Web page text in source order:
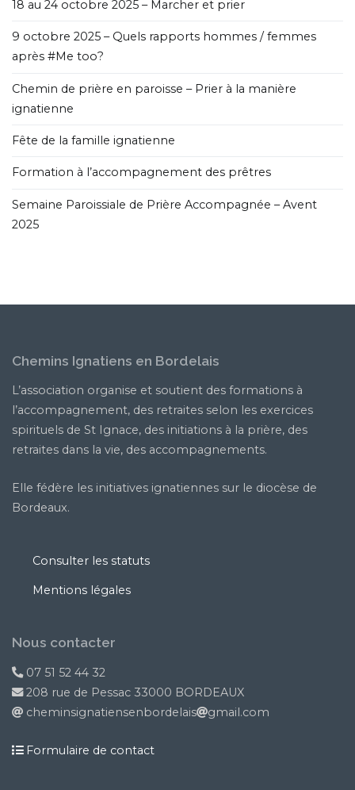
18 au 24 octobre 2025 – Marcher et prier
9 octobre 2025 – Quels rapports hommes / femmes
après #Me too?
Chemin de prière en paroisse – Prier à la manière
ignatienne
Fête de la famille ignatienne
Formation à l’accompagnement des prêtres
Semaine Paroissiale de Prière Accompagnée – Avent
2025
Chemins Ignatiens en Bordelais
L’association organise et soutient des formations à
l’accompagnement, des retraites selon les exercices
spirituels de St Ignace, des initiations à la prière, des
retraites dans la vie, des accompagnements.
Elle fédère les initiatives ignatiennes sur le diocèse de
Bordeaux.
Consulter les statuts
Mentions légales
Nous contacter
07 51 52 44 32
208 rue de Pessac 33000 BORDEAUX
cheminsignatiensenbordelais
gmail.com
Formulaire de contact